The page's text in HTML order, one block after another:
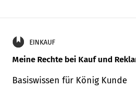
EINKAUF
Meine Rechte bei Kauf und
Basiswissen für König Kunde